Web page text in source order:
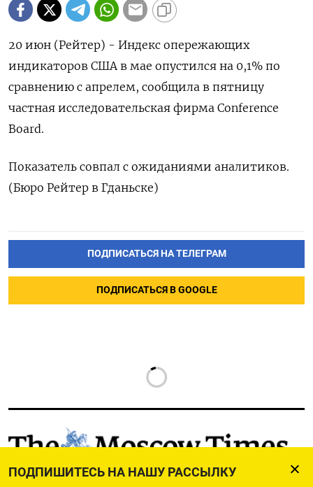
ПОДПИШИТЕСЬ НА НАШУ РАССЫЛКУ
20 июн (Рейтер) - Индекс опережающих
индикаторов США в мае опустился на 0,1% по
сравнению с апрелем, сообщила в пятницу
частная исследовательская фирма Conference
Board.
Показатель совпал с ожиданиями аналитиков.
(Бюро Рейтер в Гданьске)
ПОДПИСАТЬСЯ НА ТЕЛЕГРАМ
ПОДПИСАТЬСЯ В GOOGLE
РУССКАЯ СЛУЖБА